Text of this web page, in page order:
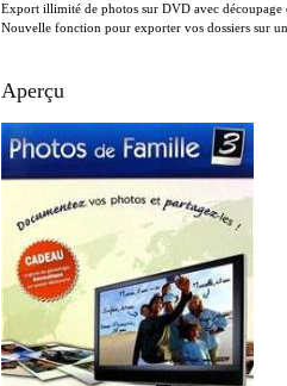
Export illimité de photos sur DVD avec découpage
Nouvelle fonction pour exporter vos dossiers sur
Aperçu